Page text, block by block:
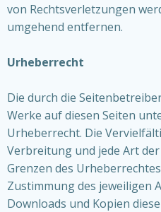
von Rechtsverletzungen
umgehend entfernen.
Urheberrecht
Die durch die
Werke auf diesen Seiten
Urheberrecht. Die
Verbreitung und jede Art
Grenzen des
Zustimmung des jeweiligen
Downloads und Kopien